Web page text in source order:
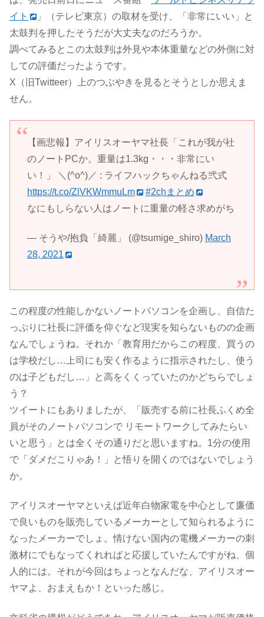
イト
」（テレビ東京）の取材を受け、「非常にいい」と
太鼓判を押したそうだが大丈夫なのだろうか。
調べてみるとこの太鼓判は外見や本体重量などの外側に対
しての評価だったようです。
X（旧Twitteer）上のつぶやきを見るとそうとしか思えま
せん。
【画悲報】アイリスオーヤマ社長「これが我が社
のノートPCか。重量は1.3kg・・・非常にい
い！」 ＼(^o^)／ : ライフハックちゃんねる弐式
https://t.co/ZlVKWmmuLm
#2chまとめ
なにもしらない人はノートに重量の軽さ求めがち
— そうや/抱負「綺麗」 (@tsumige_shiro) March
28, 2021
この程度の性能しかないノートパソコンを企画し、自信た
っぷりに社長に評価を仰ぐなど現実を知らないものの企画
なんでしょうね。それか「教育用だからこの程度、買うの
は学校だし…上司にも安く作るように指示されたし、使う
のは子どもだし…」と高をくくっていたのかどちらでしょ
う？
ツイートにもありましたが、「 販売する前に社長ふくめ全
員がそのノートパソコンで リモートワークしてみたらい
いと思う 」とは全くその通りだと思いますね。1分の使用
で「ダメだこりゃあ！」と悟りを開くのではないでしょう
か。
アイリスオーヤマといえば近年白物家電を中心として廉価
で良いものを販売しているメーカーとして知られるように
なったメーカーでしょ。情けない国内の電機メーカーの刺
激材にでもなってくれればと応援していたんですがね、個
人的には。それが今回はちょっとなんだな、アイリスオー
ヤマよ、おまえもか！といった感じ。